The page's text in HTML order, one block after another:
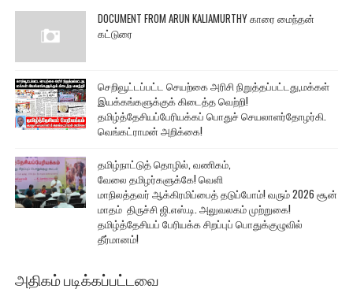
DOCUMENT FROM ARUN KALIAMURTHY காரை மைந்தன்
கட்டுரை
செறிவூட்டப்பட்ட செயற்கை அரிசி நிறுத்தப்பட்டது,மக்கள்
இயக்கங்களுக்குக் கிடைத்த வெற்றி!
தமிழ்த்தேசியப்பேரியக்கப் பொதுச் செயலாளர்தோழர்கி.
வெங்கட்ராமன் அறிக்கை!
தமிழ்நாட்டுத் தொழில், வணிகம்,
வேலை தமிழர்களுக்கே! வெளி
மாநிலத்தவர் ஆக்கிரமிப்பைத் தடுப்போம்! வரும் 2026 சூன்
மாதம் திருச்சி ஜி.எஸ்.டி. அலுவலகம் முற்றுகை!
தமிழ்த்தேசியப் பேரியக்க சிறப்புப் பொதுக்குழுவில்
தீர்மானம்!
அதிகம் படிக்கப்பட்டவை